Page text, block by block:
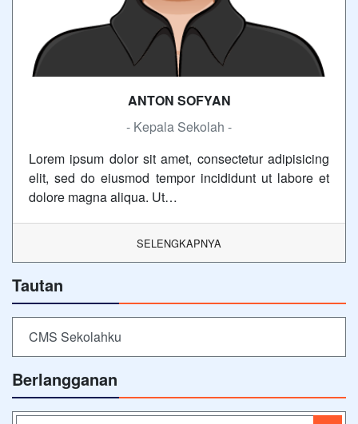
ANTON SOFYAN
- Kepala Sekolah -
Lorem ipsum dolor sit amet, consectetur adipisicing
elit, sed do eiusmod tempor incididunt ut labore et
dolore magna aliqua. Ut…
SELENGKAPNYA
Tautan
CMS Sekolahku
Berlangganan